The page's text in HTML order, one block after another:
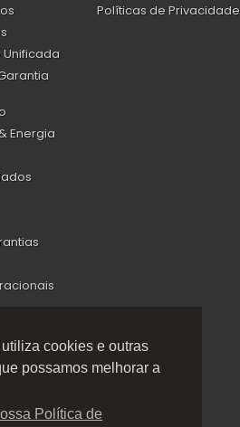
cookies e outras
possamos melhorar a
Política de
Energia
Políticas de Privacidade